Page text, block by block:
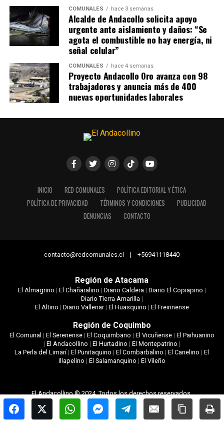
COMUNALES hace 3 semanas
Alcalde de Andacollo solicita apoyo
urgente ante aislamiento y daños: “Se
agota el combustible no hay energía, ni
señal celular”
COMUNALES hace 4 semanas
Proyecto Andacollo Oro avanza con 98
trabajadores y anuncia más de 400
nuevas oportunidades laborales
INICIO RED COMUNALES
POLÍTICA EDITORIAL Y ÉTICA
POLÍTICA DE PRIVACIDAD
TÉRMINOS Y CONDICIONES
PUBLICIDAD
DENUNCIAS
CONTACTO
contacto@redcomunales.cl | +56941118440
Región de Atacama
El Almagrino | El Chañaralino | Diario Caldera | Diario El Copiapino |
Diario Tierra Amarilla |
El Altino | Diario Vallenar| El Huasquino | El Freirinense
Región de Coquimbo
El Comunal | El Serenense| El Coquimbano | El Vicuñense| El Paihuanino
| El Andacollino | El Hurtadino | El Montepatrino |
La Perla del Limarí|El Punitaquino |El Combarbalino |El Canelino |El
Illapelino | El Salamanquino | El Vileño
El Andacollino © 2024. Todos los derechos reservados.